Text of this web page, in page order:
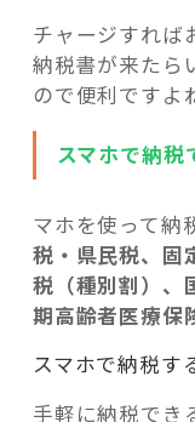
チャージすれば
納税書が来たら
ので便利ですよ
スマホで納税
マホを使って納
税・県民税、固
税（種別割）、
期高齢者医療保
スマホで納税す
手軽に納税でき